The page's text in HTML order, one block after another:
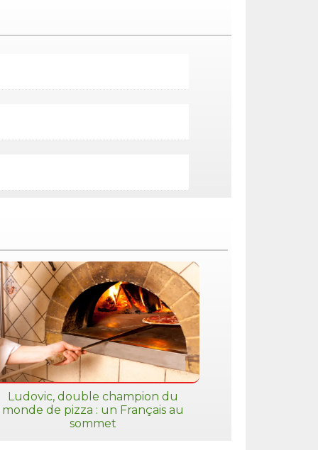
Ludovic, double champion du
monde de pizza : un Français au
sommet